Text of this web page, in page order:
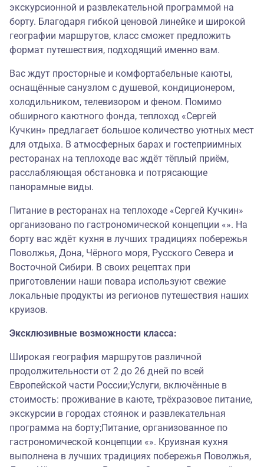
экскурсионной и развлекательной программой на
борту. Благодаря гибкой ценовой линейке и широкой
географии маршрутов, класс сможет предложить
формат путешествия, подходящий именно вам.
Вас ждут просторные и комфортабельные каюты,
оснащённые санузлом с душевой, кондиционером,
холодильником, телевизором и феном. Помимо
обширного каютного фонда, теплоход «Сергей
Кучкин» предлагает большое количество уютных мест
для отдыха. В атмосферных барах и гостеприимных
ресторанах на теплоходе вас ждёт тёплый приём,
расслабляющая обстановка и потрясающие
панорамные виды.
Питание в ресторанах на теплоходе «Сергей Кучкин»
организовано по гастрономической концепции «». На
борту вас ждёт кухня в лучших традициях побережья
Поволжья, Дона, Чёрного моря, Русского Севера и
Восточной Сибири. В своих рецептах при
приготовлении наши повара используют свежие
локальные продукты из регионов путешествия наших
круизов.
Эксклюзивные возможности класса:
Широкая география маршрутов различной
продолжительности от 2 до 26 дней по всей
Европейской части России;Услуги, включённые в
стоимость: проживание в каюте, трёхразовое питание,
экскурсии в городах стоянок и развлекательная
программа на борту;Питание, организованное по
гастрономической концепции «». Круизная кухня
выполнена в лучших традициях побережья Поволжья,